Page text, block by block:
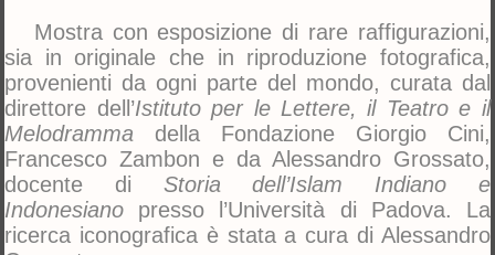
Mostra con esposizione di rare raffigurazioni,
sia in originale che in riproduzione fotografica,
provenienti da ogni parte del mondo, curata dal
direttore dell’Istituto per le Lettere, il Teatro e il
Melodramma della Fondazione Giorgio Cini,
Francesco Zambon e da Alessandro Grossato,
docente di Storia dell’Islam Indiano e
Indonesiano presso l’Università di Padova. La
ricerca iconografica è stata a cura di Alessandro